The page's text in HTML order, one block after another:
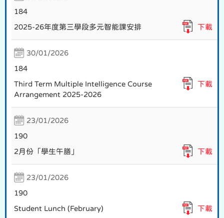
184
2025-26年度第三學段多元智能課安排 下載
30/01/2026
184
Third Term Multiple Intelligence Course
Arrangement 2025-2026
下載
23/01/2026
190
2月份「學生午膳」 下載
23/01/2026
190
Student Lunch (February) 下載